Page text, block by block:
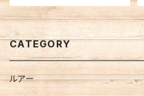
CATEGORY
ルアー